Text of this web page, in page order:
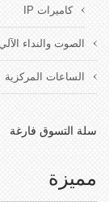
كاميرات IP
الصوت والنداء الآلي
الساعات المركزية
سلة التسوق فارغة
مميزة